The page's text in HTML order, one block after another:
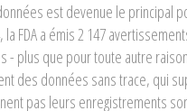
est devenue le principal
la FDA a émis 2 147
- plus que pour toute autre
des données sans trace, qui
pas leurs enregistrements